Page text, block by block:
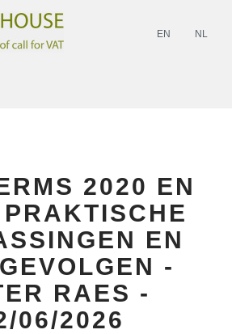
EN NL
2020 EN
EN
-
RAES -
06/2026